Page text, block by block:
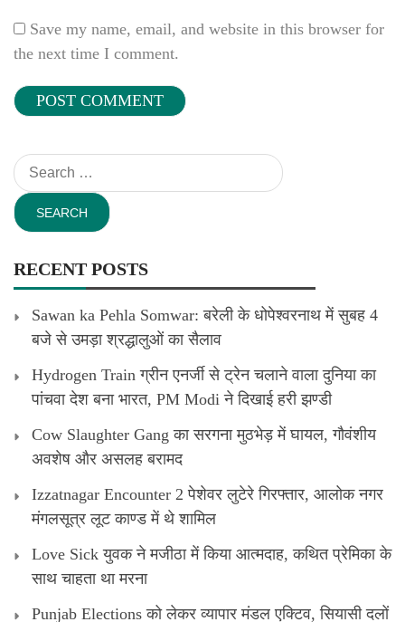
Save my name, email, and website in this browser for
the next time I comment.
Search
for:
RECENT POSTS
Sawan ka Pehla Somwar: बरेली के धोपेश्वरनाथ में सुबह 4
बजे से उमड़ा श्रद्धालुओं का सैलाव
Hydrogen Train ग्रीन एनर्जी से ट्रेन चलाने वाला दुनिया का
पांचवा देश बना भारत, PM Modi ने दिखाई हरी झण्डी
Cow Slaughter Gang का सरगना मुठभेड़ में घायल, गौवंशीय
अवशेष और असलह बरामद
Izzatnagar Encounter 2 पेशेवर लुटेरे गिरफ्तार, आलोक नगर
मंगलसूत्र लूट काण्‍ड में थे शामिल
Love Sick युवक ने मजीठा में किया आत्मदाह, कथित प्रेमिका के
साथ चाहता था मरना
Punjab Elections को लेकर व्यापार मंडल एक्टिव, सियासी दलों